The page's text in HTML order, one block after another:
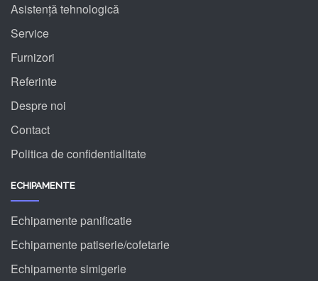
Asistență tehnologică
Service
Furnizori
Referinte
Despre noi
Contact
Politica de confidentialitate
ECHIPAMENTE
Echipamente panificatie
Echipamente patiserie/cofetarie
Echipamente simigerie